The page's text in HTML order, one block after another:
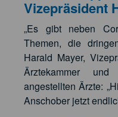
Vizepräsident
„Es gibt neben
Themen, die
Harald Mayer,
Ärztekammer und
angestellten Ärzte:
Anschober jetzt